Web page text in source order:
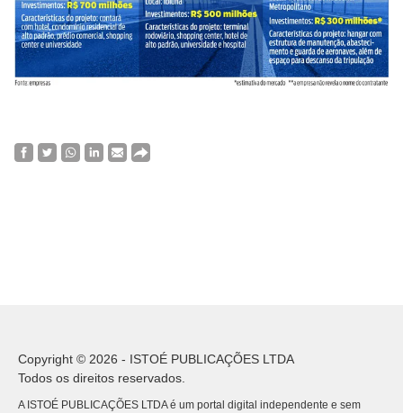
Copyright © 2026 - ISTOÉ PUBLICAÇÕES LTDA
Todos os direitos reservados.
A ISTOÉ PUBLICAÇÕES LTDA é um portal digital independente e sem